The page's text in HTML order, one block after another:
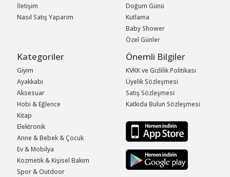
İletişim
Nasıl Satış Yaparım
Doğum Günü
Kutlama
Baby Shower
Özel Günler
Kategoriler
Giyim
Ayakkabı
Aksesuar
Hobi & Eğlence
Kitap
Elektronik
Anne & Bebek & Çocuk
Ev & Mobilya
Kozmetik & Kişisel Bakım
Spor & Outdoor
Önemli Bilgiler
KVKK ve Gizlilik Politikası
Üyelik Sözleşmesi
Satış Sözleşmesi
Katkıda Bulun Sözleşmesi